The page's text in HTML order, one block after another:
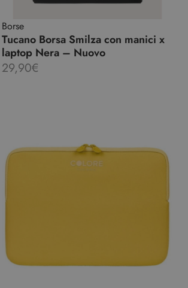
Borse
Tucano Borsa Smilza con manici x
laptop Nera – Nuovo
29,90€